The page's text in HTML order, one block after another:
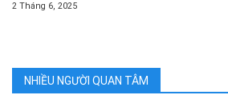
2 Tháng 6, 2025
NHIỀU NGƯỜI QUAN TÂM